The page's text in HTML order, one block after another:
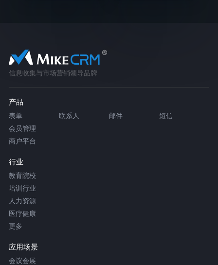
信息收集与市场营销领导品牌
产品
表单 联系人 邮件
短信
会员管理
商户平台
行业
教育院校
培训行业
人力资源
医疗健康
更多
应用场景
会议会展